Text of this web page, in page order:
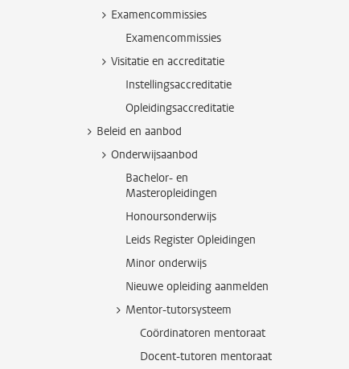
Examencommissies
Examencommissies
Visitatie en accreditatie
Instellingsaccreditatie
Opleidingsaccreditatie
Beleid en aanbod
Onderwijsaanbod
Bachelor- en
Masteropleidingen
Honoursonderwijs
Leids Register Opleidingen
Minor onderwijs
Nieuwe opleiding aanmelden
Mentor-tutorsysteem
Coördinatoren mentoraat
Docent-tutoren mentoraat